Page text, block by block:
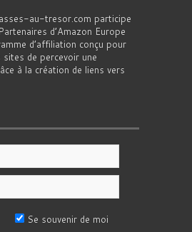
au-tresor.com participe
d’Amazon Europe
d’affiliation conçu pour
de percevoir une
à la création de liens vers
Se souvenir de moi